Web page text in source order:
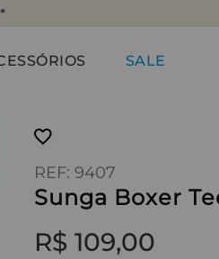
SALE
: 9407
Sunga Boxer
R$ 109,00